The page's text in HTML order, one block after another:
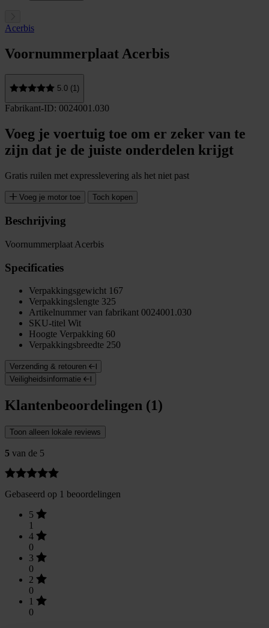
Acerbis
Voornummerplaat Acerbis
5.0 (1)
Fabrikant-ID: 0024001.030
Voeg je voertuig toe om er zeker van te
zijn dat je de juiste onderdelen krijgt
Gratis ruilen met expresslevering als het niet past
Voeg je motor toe Toch kopen
Beschrijving
Voornummerplaat Acerbis
Specificaties
Verpakkingsgewicht 167
Verpakkingslengte 325
Artikelnummer van fabrikant 0024001.030
SKU-titel Wit
Hoogte Verpakking 60
Verpakkingsbreedte 250
Verzending & retouren
Veiligheidsinformatie
Klantenbeoordelingen (1)
Toon alleen lokale reviews
5 van de 5
Gebaseerd op 1 beoordelingen
5
1
4
0
3
0
2
0
1
0